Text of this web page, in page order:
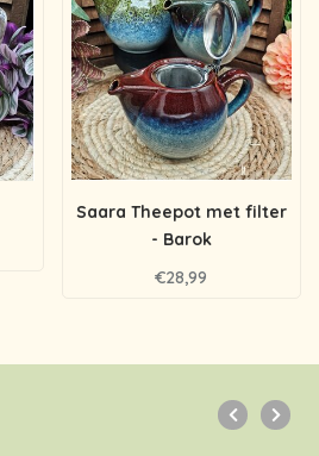
Saara Theepot met filter
- Barok
€28,99